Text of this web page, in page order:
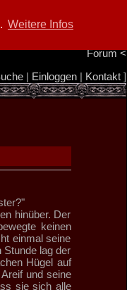
Weitere InfosInfo/Impressum
Forum<
| Einloggen| Kontakt]
hinüber. Der
keinen
einmal seine
Stunde lag der
Hügel auf
und seine
sie sich alle